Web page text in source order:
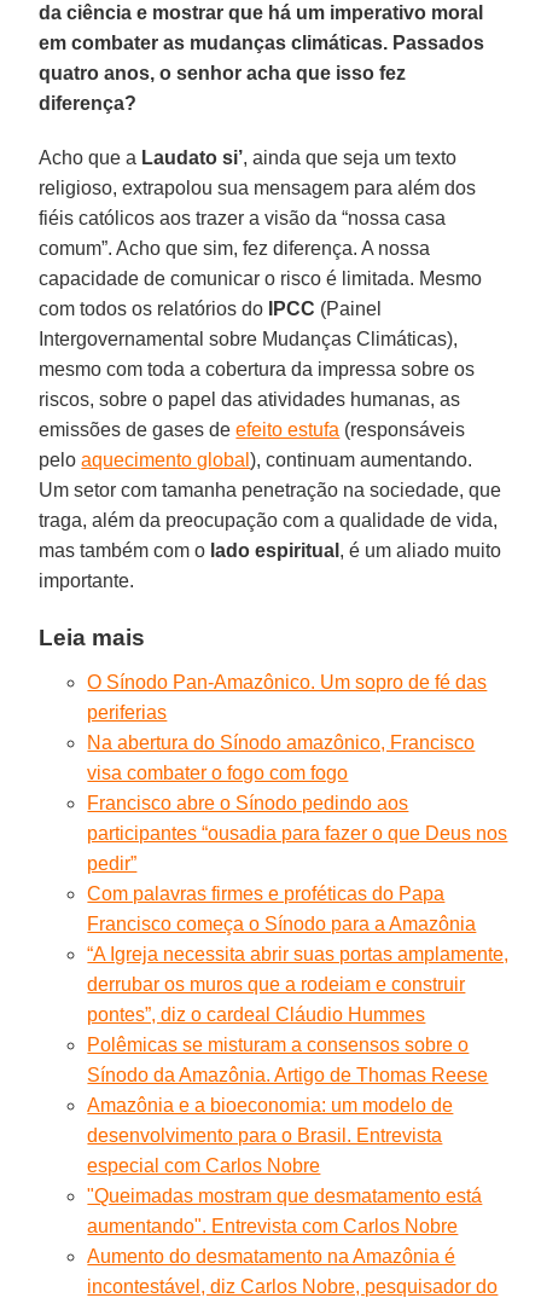
da ciência e mostrar que há um imperativo moral
em combater as mudanças climáticas. Passados
quatro anos, o senhor acha que isso fez
diferença?
Acho que a Laudato si’, ainda que seja um texto
religioso, extrapolou sua mensagem para além dos
fiéis católicos aos trazer a visão da “nossa casa
comum”. Acho que sim, fez diferença. A nossa
capacidade de comunicar o risco é limitada. Mesmo
com todos os relatórios do
IPCC (Painel
Intergovernamental sobre Mudanças Climáticas),
mesmo com toda a cobertura da impressa sobre os
riscos, sobre o papel das atividades humanas, as
emissões de gases deefeito estufa (responsáveis
peloaquecimento global), continuam aumentando.
Um setor com tamanha penetração na sociedade, que
traga, além da preocupação com a qualidade de vida,
mas também com o lado espiritual , é um aliado muito
importante.
Leia mais
O Sínodo Pan-Amazônico. Um sopro de fé das
periferias
Na abertura do Sínodo amazônico, Francisco
visa combater o fogo com fogo
Francisco abre o Sínodo pedindo aos
participantes “ousadia para fazer o que Deus nos
pedir”
Com palavras firmes e proféticas do Papa
Francisco começa o Sínodo para a Amazônia
“A Igreja necessita abrir suas portas amplamente,
derrubar os muros que a rodeiam e construir
pontes”, diz o cardeal Cláudio Hummes
Polêmicas se misturam a consensos sobre o
Sínodo da Amazônia. Artigo de Thomas Reese
Amazônia e a bioeconomia: um modelo de
desenvolvimento para o Brasil. Entrevista
especial com Carlos Nobre
"Queimadas mostram que desmatamento está
aumentando". Entrevista com Carlos Nobre
Aumento do desmatamento na Amazônia é
incontestável, diz Carlos Nobre, pesquisador do